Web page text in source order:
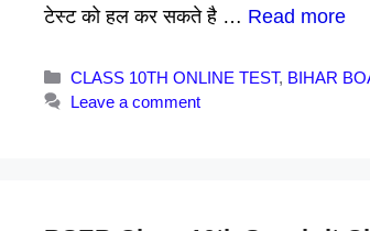
टेस्ट को हल कर सकते है … Read more
Categories
CLASS 10TH ONLINE TEST, BIHAR
Leave a comment